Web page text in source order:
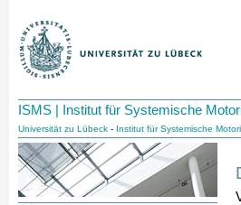
ISMS | Institut für Systemische
Universität zu Lübeck - Institut für Systemische